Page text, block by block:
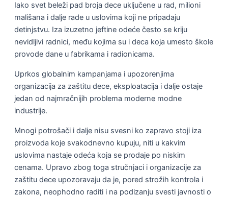
Iako svet beleži pad broja dece uključene u rad, milioni
mališana i dalje rade u uslovima koji ne pripadaju
detinjstvu. Iza izuzetno jeftine odeće često se kriju
nevidljivi radnici, među kojima su i deca koja umesto škole
provode dane u fabrikama i radionicama.
Uprkos globalnim kampanjama i upozorenjima
organizacija za zaštitu dece, eksploatacija i dalje ostaje
jedan od najmračnijih problema moderne modne
industrije.
Mnogi potrošači i dalje nisu svesni ko zapravo stoji iza
proizvoda koje svakodnevno kupuju, niti u kakvim
uslovima nastaje odeća koja se prodaje po niskim
cenama. Upravo zbog toga stručnjaci i organizacije za
zaštitu dece upozoravaju da je, pored strožih kontrola i
zakona, neophodno raditi i na podizanju svesti javnosti o